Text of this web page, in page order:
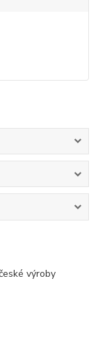
výroby